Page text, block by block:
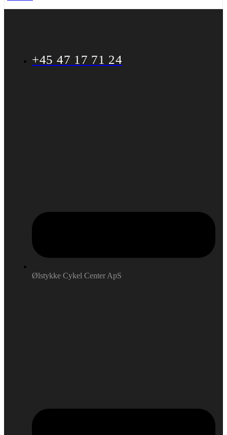
+45 47 17 71 24
Ølstykke Cykel Center ApS